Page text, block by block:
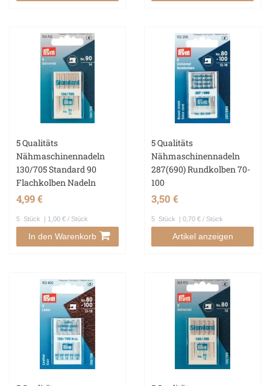
5 Qualitäts
Nähmaschinennadeln
130/705 Standard 90
Flachkolben Nadeln
4,99 €
5 Stück | 1,00 € / Stück
In den Warenkorb
5 Qualitäts
Nähmaschinennadeln
287(690) Rundkolben 70-
100
3,50 €
5 Stück | 0,70 € / Stück
Artikel anzeigen